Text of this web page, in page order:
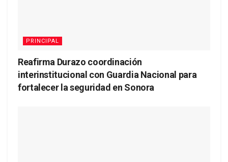
PRINCIPAL
Reafirma Durazo coordinación
interinstitucional con Guardia Nacional para
fortalecer la seguridad en Sonora